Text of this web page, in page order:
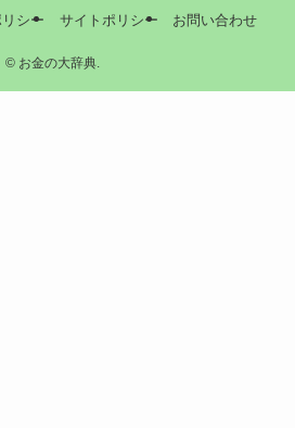
シー サイトポリシー お問い合わせ
©お金の大辞典.